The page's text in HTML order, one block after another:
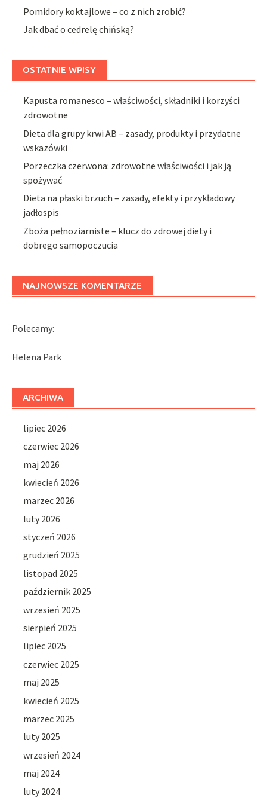
Pomidory koktajlowe – co z nich zrobić?
Jak dbać o cedrelę chińską?
OSTATNIE WPISY
Kapusta romanesco – właściwości, składniki i korzyści
zdrowotne
Dieta dla grupy krwi AB – zasady, produkty i przydatne
wskazówki
Porzeczka czerwona: zdrowotne właściwości i jak ją
spożywać
Dieta na płaski brzuch – zasady, efekty i przykładowy
jadłospis
Zboża pełnoziarniste – klucz do zdrowej diety i
dobrego samopoczucia
NAJNOWSZE KOMENTARZE
Polecamy:
Helena Park
ARCHIWA
lipiec 2026
czerwiec 2026
maj 2026
kwiecień 2026
marzec 2026
luty 2026
styczeń 2026
grudzień 2025
listopad 2025
październik 2025
wrzesień 2025
sierpień 2025
lipiec 2025
czerwiec 2025
maj 2025
kwiecień 2025
marzec 2025
luty 2025
wrzesień 2024
maj 2024
luty 2024